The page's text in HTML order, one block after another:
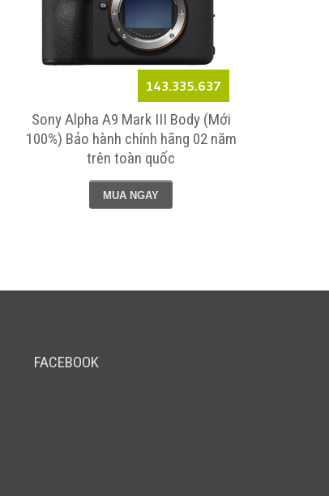
143.335.637
Sony Alpha A9 Mark III Body (Mới
100%) Bảo hành chính hãng 02 năm
trên toàn quốc
MUA NGAY
FACEBOOK